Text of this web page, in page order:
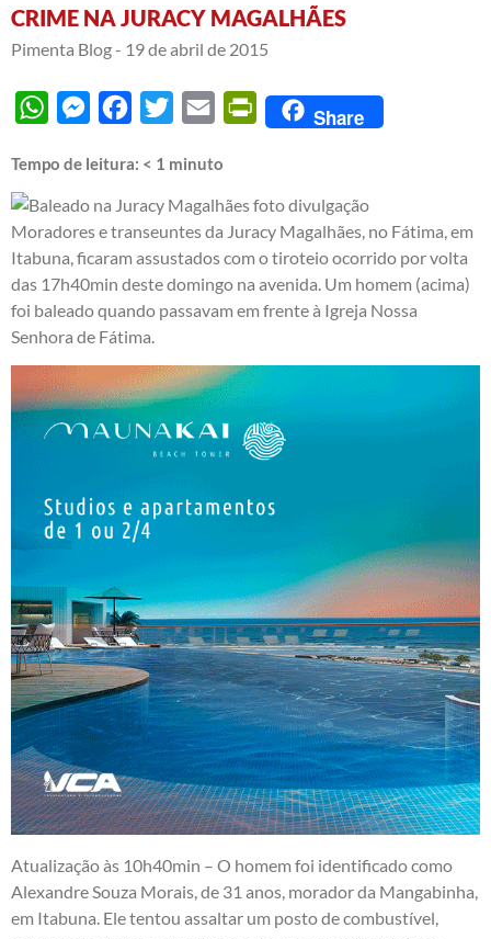
CRIME NA JURACY MAGALHÃES
Pimenta Blog - 19 de abril de 2015
WhatsAppMessengerFacebook
Twitter Email PrintFriendly
Share
Tempo de leitura: < 1 minuto
Moradores e transeuntes da Juracy Magalhães, no Fátima, em
Itabuna, ficaram assustados com o tiroteio ocorrido por volta
das 17h40min deste domingo na avenida. Um homem (acima)
foi baleado quando passavam em frente à Igreja Nossa
Senhora de Fátima.
Atualização às 10h40min – O homem foi identificado como
Alexandre Souza Morais, de 31 anos, morador da Mangabinha,
em Itabuna. Ele tentou assaltar um posto de combustível,